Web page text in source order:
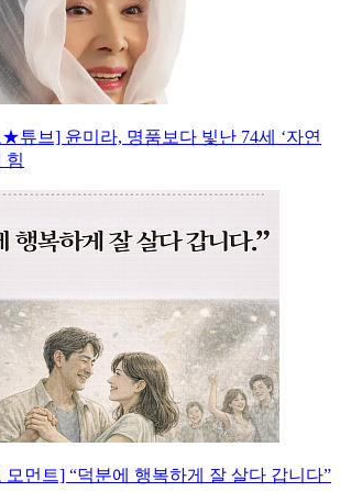
튜브] 윤미라, 명품보다 빛난 74세 ‘자연
힘
모먼트] “덕분에 행복하게 잘 살다 갑니다”